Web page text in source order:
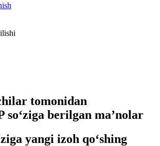
tomonidan
so‘ziga berilgan ma’nolar
yangi izoh qo‘shing